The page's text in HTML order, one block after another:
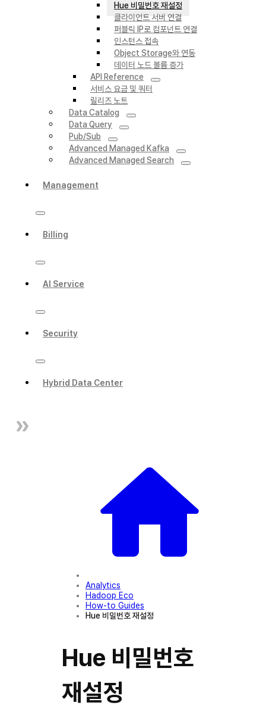
Hue 비밀번호 재설정
클라이언트 서버 연결
퍼블릭 IP로 컴포넌트 연결
인스턴스 접속
Object Storage와 연동
데이터 노드 볼륨 증가
API Reference
서비스 요금 및 쿼터
릴리즈 노트
Data Catalog
Data Query
Pub/Sub
Advanced Managed Kafka
Advanced Managed Search
Management
Billing
AI Service
Security
Hybrid Data Center
Analytics
Hadoop Eco
How-to Guides
Hue 비밀번호 재설정
Hue 비밀번호
재설정